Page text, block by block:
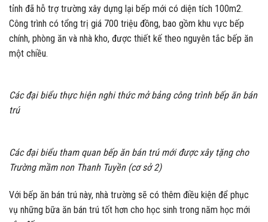
tỉnh đã hỗ trợ trường xây dựng lại bếp mới có diện tích 100m2.
Công trình có tổng trị giá 700 triệu đồng, bao gồm khu vực bếp
chính, phòng ăn và nhà kho, được thiết kế theo nguyên tắc bếp ăn
một chiều.
Các đại biểu thực hiện nghi thức mở bảng công trình bếp ăn bán
trú
Các đại biểu tham quan bếp ăn bán trú mới được xây tặng cho
Trường mầm non Thanh Tuyền (cơ sở 2)
Với bếp ăn bán trú này, nhà trường sẽ có thêm điều kiện để phục
vụ những bữa ăn bán trú tốt hơn cho học sinh trong năm học mới